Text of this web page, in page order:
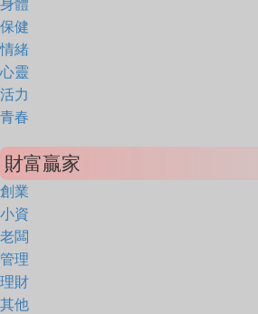
身體
保健
情緒
心靈
活力
青春
財富贏家
創業
小資
老闆
管理
理財
其他